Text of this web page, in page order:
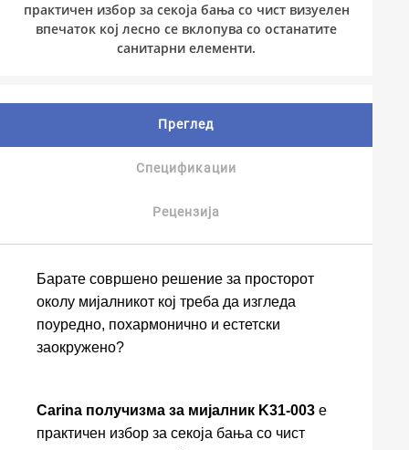
практичен избор за секоја бања со чист визуелен
впечаток кој лесно се вклопува со останатите
санитарни елементи.
Преглед
Спецификации
Рецензија
Барате совршено решение за просторот
околу мијалникот кој треба да изгледа
поуредно, похармонично и естетски
заокружено?
Carina получизма за мијалник K31-003 е
практичен избор за секоја бања со чист